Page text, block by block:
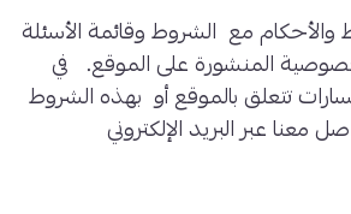
والأحكام مع الشروط وقائمة الأسئلة
المنشورة على الموقع. في
تتعلق بالموقع أو بهذه الشروط
معنا عبر البريد الإلكتروني